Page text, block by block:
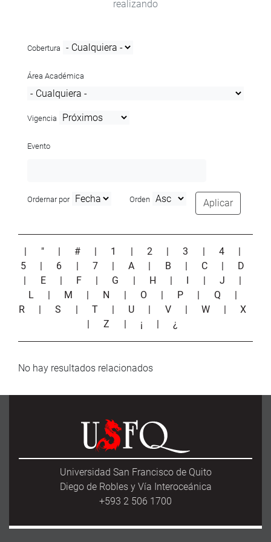
realizando
Cobertura
Área Académica
Vigencia
Evento
Ordernar por Orden Aplicar
| " | # | 1 | 2 |3 | 4
|
5
| 6 | 7 |A | B | C | D
| E | F | G | H | I | J
|
L
| M | N | O | P | Q
|
R
|S | T | U | V |W |X
|Z | ¡ |¿
No hay resultados relacionados
Universidad San Francisco de Quito
Diego de Robles y Vía Interoceánica
+593 2 506 1700